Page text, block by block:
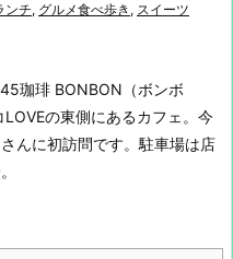
ンチ, グルメ食べ歩き , スイーツ
珈琲 BONBON（ボンボ
の東側にあるカフェ。 今
んに初訪問です。 駐車場は店